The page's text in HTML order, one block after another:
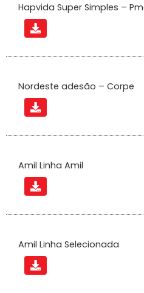
Hapvida Super Simples –
Nordeste adesão – Corpe
Amil Linha Amil
Amil Linha Selecionada